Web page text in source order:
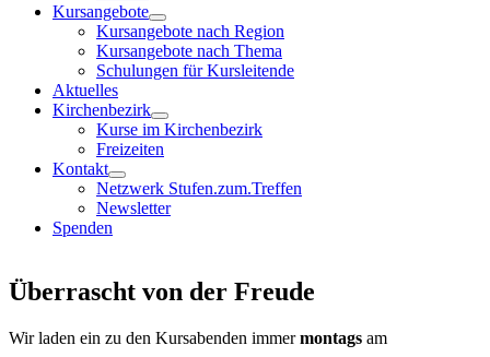
Kursangebote
Kursangebote nach Region
Kursangebote nach Thema
Schulungen für Kursleitende
Aktuelles
Kirchenbezirk
Kurse im Kirchenbezirk
Freizeiten
Kontakt
Netzwerk Stufen.zum.Treffen
Newsletter
Spenden
Überrascht von der Freude
Wir laden ein zu den Kursabenden immermontags am